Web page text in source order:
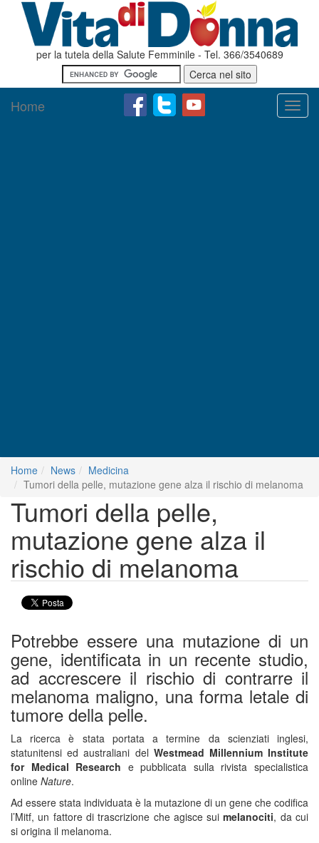
per la tutela della Salute Femminile - Tel. 366/3540689
Home
Home News
Medicina
Tumori della pelle, mutazione gene alza il rischio di melanoma
Tumori della pelle,
mutazione gene alza il
rischio di melanoma
Potrebbe essere una mutazione di un
gene, identificata in un recente studio,
ad accrescere il rischio di contrarre il
melanoma maligno, una forma letale di
tumore della pelle.
La ricerca è stata portata a termine da scienziati inglesi,
statunitensi ed australiani del Westmead Millennium Institute
for Medical Research e pubblicata sulla rivista specialistica
online Nature.
Ad essere stata individuata è la mutazione di un gene che codifica
l’Mitf, un fattore di trascrizione che agisce suimelanociti, da cui
si origina il melanoma.